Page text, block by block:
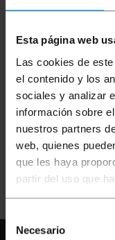
Esta página web
Las cookies de
el contenido y los
sociales y analizar
información sobre
nuestros partners
web, quienes
que les haya
partir del uso que
Necesario
per rack 10'' di 3
PVP
20,10€
20,10€IVA inc.
PVD
15,70
Da 6 a 7 giorni lavorativi
Quantità